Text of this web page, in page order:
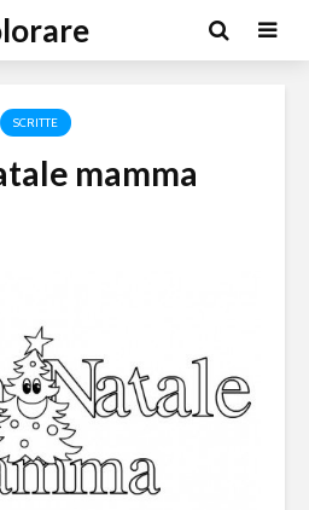
SCRITTE
mamma